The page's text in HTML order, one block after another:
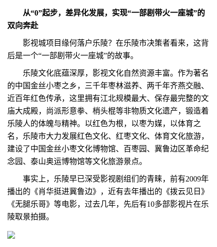
从“0”起步，差异化发展，实现“一部剧带火一座城”的
双向奔赴
影视城项目缘何落户乐陵？在乐陵市决策者看来，这背
后是一个“一部剧带火一座城”的故事。
乐陵文化底蕴深厚，影视文化自然资源丰富。作为著名
的中国金丝小枣之乡，三千年枣林滋养、两千年齐燕交融、
近百年红色传承，这里拥有江北规模最大、保存最完整的文
庙大成殿，尚派形意拳、梢头棍等非物质文化遗产，锻造着
乐陵人的体魄与精神。以红色为根，以枣为媒，以体育之
名，乐陵市大力发展红色文化、红枣文化、体育文化旅游，
建设了中国金丝小枣文化博物馆、百枣园、冀鲁边区革命纪
念园、泰山奥运博物馆等文化旅游景点。
事实上，乐陵早已深受影视剧组们的青睐，前有2009年
播出的《肖华挺进冀鲁边》，近有去年播出的《拨云见日》
《无腿乐哥》等电影，过去几年，先后有10多部影视片在乐
陵取景拍摄。